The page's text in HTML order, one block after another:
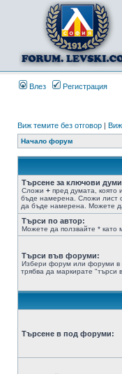
Влез Регистрация
Виж темите без отговор | Виж
Начало форум
Търсене за ключови
Сложи + пред думата, която
бъде намерена. Сложи лист
да бъде намерена. Можете
Търси по автор:
Можете да ползвайте * като
Търси във форуми:
Избери форум или форуми в
трябва да маркирате "търси
Търсене в под форуми: